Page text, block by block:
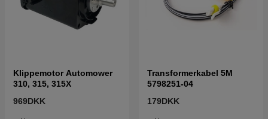
Klippemotor Automower
310, 315, 315X
969DKK
Transformerkabel 5M
5798251-04
179DKK